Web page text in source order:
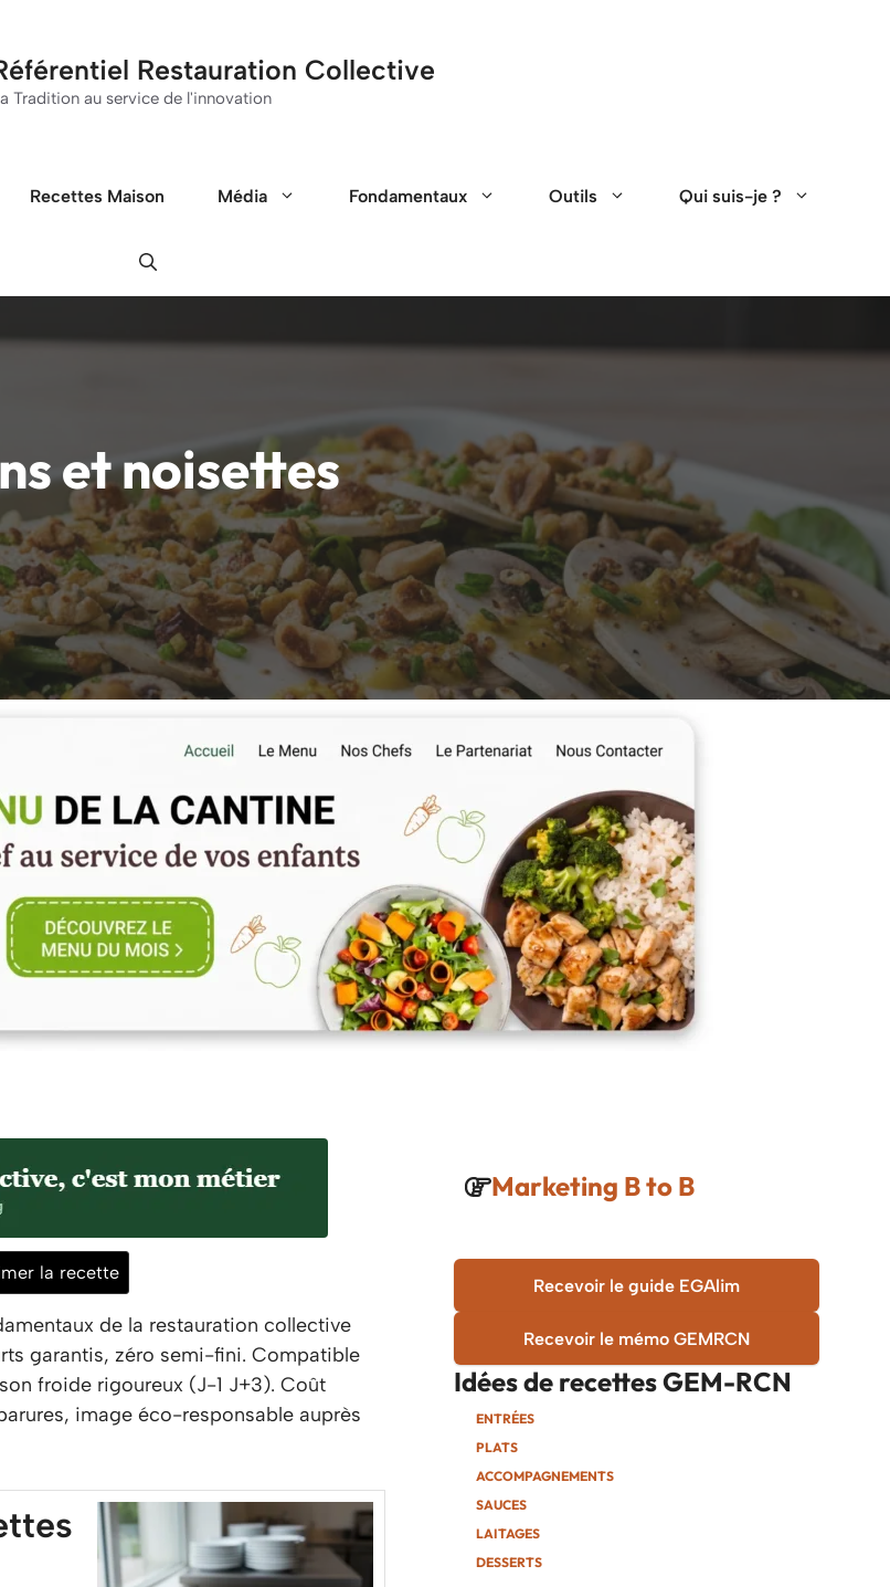
Restauration Collective
Tradition au service de l'innovation
Recettes Maison Média Fondamentaux Outils Qui suis-je ?
et noisettes
la recette
de la restauration collective
garantis, zéro semi-fini. Compatible
froide rigoureux (J-1 J+3). Coût
image éco-responsable auprès
Marketing B to B
Recevoir le guide EGAlim
Recevoir le mémo GEMRCN
Idées de recettesGEM-RCN
ENTRÉES
PLATS
ACCOMPAGNEMENTS
SAUCES
LAITAGES
DESSERTS